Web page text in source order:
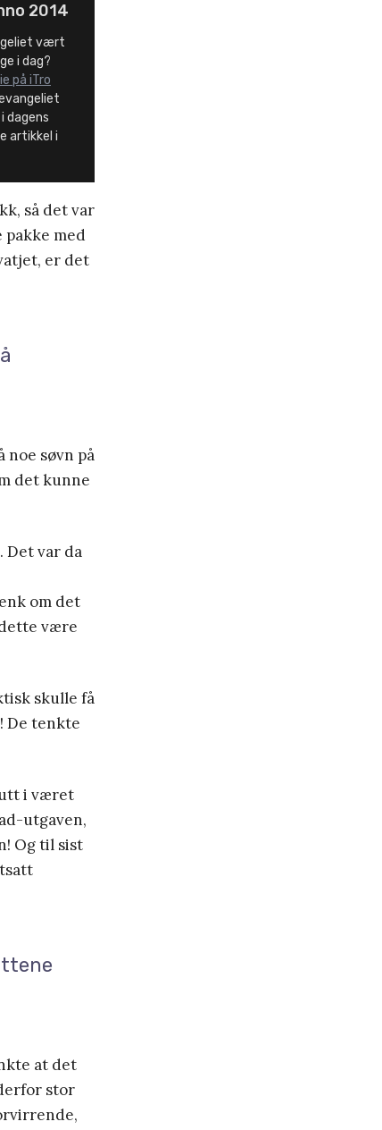
2014
vært
i dag?
på iTro
dagens
artikkel i
så det var
med
er det
noe søvn på
det kunne
Det var da
om det
være
skulle få
De tenkte
i været
utgaven,
Og til sist
at det
stor